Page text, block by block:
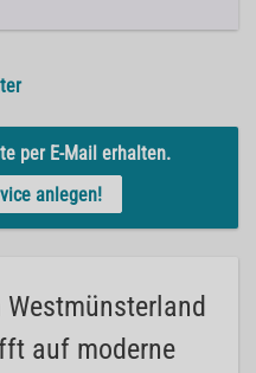
per E-Mail erhalten.
anlegen!
auf moderne